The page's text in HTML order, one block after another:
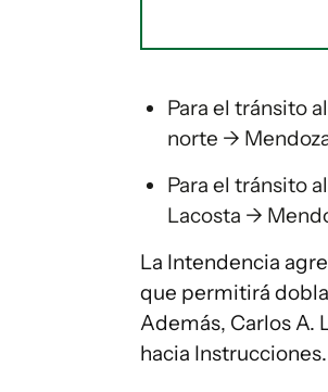
Para el tránsito
norte →
Para el tránsito
Lacosta →
La Intendencia
que permitirá
Además, Carlos A.
hacia Instrucciones.